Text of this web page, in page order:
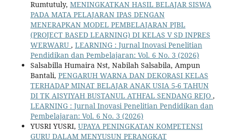
Rumtutuly, MENINGKATKAN HASIL BELAJAR SISWA
PADA MATA PELAJARAN IPAS DENGAN
MENERAPKAN MODEL PEMBELAJARAN PJBL
(PROJECT BASED LEARNING) DI KELAS V SD INPRES
WERWARU , LEARNING : Jurnal Inovasi Penelitian
Pendidikan dan Pembelajaran: Vol. 6 No. 3 (2026)
Salsabilla Humaira Nst, Nabilah Salsabila, Ampun
Bantali, PENGARUH WARNA DAN DEKORASI KELAS
TERHADAP MINAT BELAJAR ANAK USIA 5-6 TAHUN
DI TK AISYIYAH BUSTANUL ATHFAL SENDANG REJO ,
LEARNING : Jurnal Inovasi Penelitian Pendidikan dan
Pembelajaran: Vol. 6 No. 3 (2026)
YUSRI YUSRI, UPAYA PENINGKATAN KOMPETENSI
GURU DALAM MENYUSUN PERANGKAT